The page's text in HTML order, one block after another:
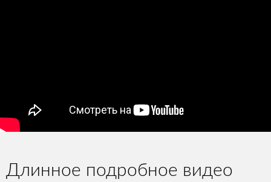
Длинное подробное видео